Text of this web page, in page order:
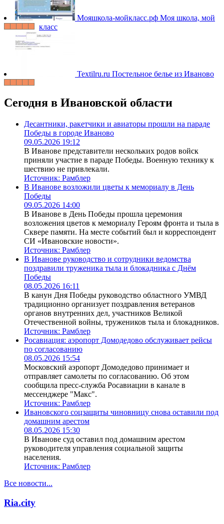
Мояшкола-мойкласс.рф Моя школа, мой
класс
Textilru.ru Постельное белье из Иваново
Сегодня в Ивановской области
Десантники, ракетчики и авиаторы прошли на параде
Победы в городе Иваново
09.05.2026 19:12
В Иванове представители нескольких родов войск
приняли участие в параде Победы. Военную технику к
шествию не привлекали.
Источник: Рамблер
В Иванове возложили цветы к мемориалу в День
Победы
09.05.2026 14:00
В Иванове в День Победы прошла церемония
возложения цветов к мемориалу Героям фронта и тыла в
Сквере памяти. На месте событий был и корреспондент
СИ «Ивановские новости».
Источник: Рамблер
В Иванове руководство и сотрудники ведомства
поздравили труженика тыла и блокадника с Днём
Победы
08.05.2026 16:11
В канун Дня Победы руководство областного УМВД
традиционно организует поздравления ветеранов
органов внутренних дел, участников Великой
Отечественной войны, тружеников тыла и блокадников.
Источник: Рамблер
Росавиация: аэропорт Домодедово обслуживает рейсы
по согласованию
08.05.2026 15:54
Московский аэропорт Домодедово принимает и
отправляет самолеты по согласованию. Об этом
сообщила пресс-служба Росавиации в канале в
мессенджере "Макс".
Источник: Рамблер
Ивановского соцзащиты чиновницу снова оставили под
домашним арестом
08.05.2026 15:30
В Иванове суд оставил под домашним арестом
руководителя управления социальной защиты
населения.
Источник: Рамблер
Все новости...
Ria.city